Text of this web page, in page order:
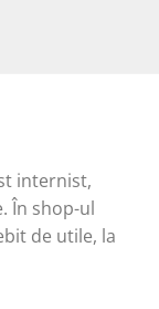
internist,
În shop-ul
de utile, la